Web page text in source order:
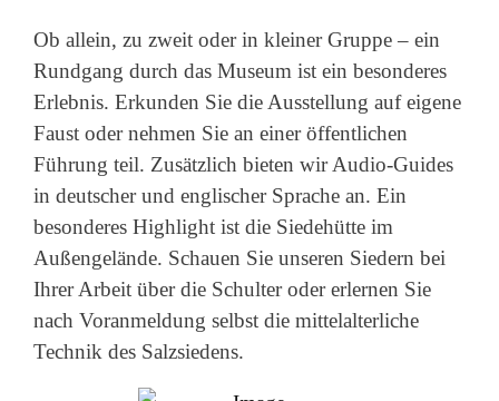
Ob allein, zu zweit oder in kleiner Gruppe – ein
Rundgang durch das Museum ist ein besonderes
Erlebnis. Erkunden Sie die Ausstellung auf eigene
Faust oder nehmen Sie an einer öffentlichen
Führung teil. Zusätzlich bieten wir Audio-Guides
in deutscher und englischer Sprache an. Ein
besonderes Highlight ist die Siedehütte im
Außengelände. Schauen Sie unseren Siedern bei
Ihrer Arbeit über die Schulter oder erlernen Sie
nach Voranmeldung selbst die mittelalterliche
Technik des Salzsiedens.